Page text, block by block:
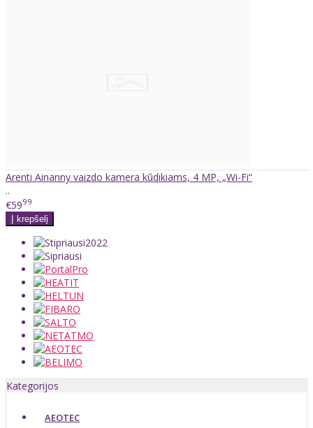
Arenti Ainanny vaizdo kamera kūdikiams, 4 MP, „Wi-Fi“
..
€5999
Kategorijos
AEOTEC